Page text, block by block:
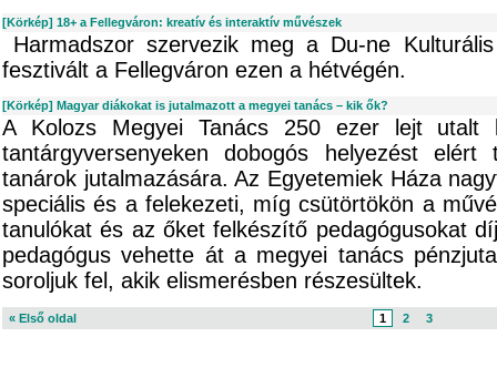
[Körkép] 18+ a Fellegváron: kreatív és interaktív művészek
Harmadszor szervezik meg a Du-ne
fesztivált a Fellegváron ezen a hétvégén.
[Körkép] Magyar diákokat is jutalmazott a megyei tanács – kik ők?
A Kolozs Megyei Tanács 250 ezer lejt utalt
tantárgyversenyeken dobogós helyezést
tanárok jutalmazására. Az Egyetemiek Háza
speciális és a felekezeti, míg csütörtökön a
tanulókat és az őket felkészítő pedagógusokat
pedagógus vehette át a megyei tanács
soroljuk fel, akik elismerésben részesültek.
« Első oldal 1 2 3